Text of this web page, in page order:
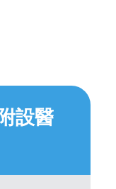
設醫